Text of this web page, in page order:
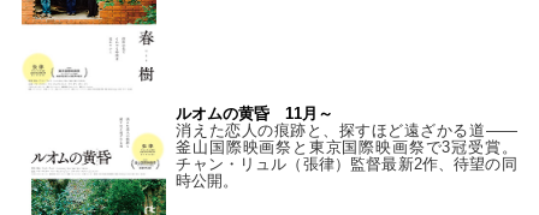
ルオムの黄昏 11月～
消えた恋人の痕跡と、探すほど遠ざかる道——
釜山国際映画祭と東京国際映画祭で3冠受賞。
チャン・リュル（張律）監督最新2作、待望の同
時公開。